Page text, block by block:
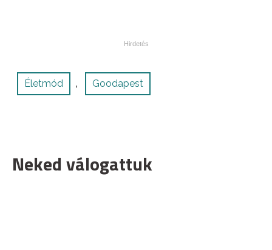
Életmód , Goodapest
Neked válogattuk